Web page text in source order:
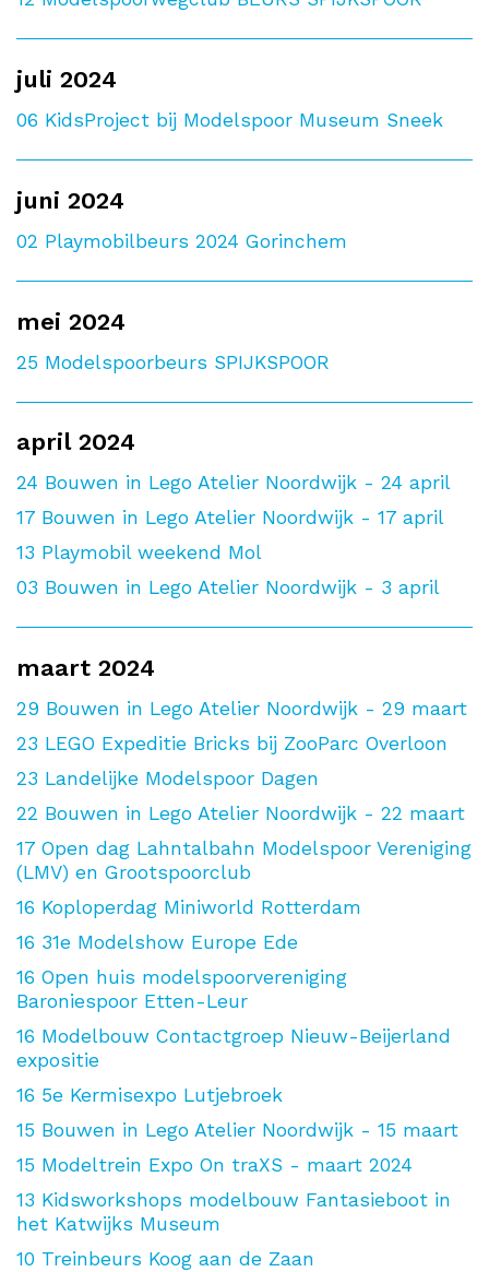
juli 2024
06 KidsProject bij Modelspoor Museum Sneek
juni 2024
02 Playmobilbeurs 2024 Gorinchem
mei 2024
25 Modelspoorbeurs SPIJKSPOOR
april 2024
24 Bouwen in Lego Atelier Noordwijk - 24 april
17 Bouwen in Lego Atelier Noordwijk - 17 april
13 Playmobil weekend Mol
03 Bouwen in Lego Atelier Noordwijk - 3 april
maart 2024
29 Bouwen in Lego Atelier Noordwijk - 29 maart
23 LEGO Expeditie Bricks bij ZooParc Overloon
23 Landelijke Modelspoor Dagen
22 Bouwen in Lego Atelier Noordwijk - 22 maart
17 Open dag Lahntalbahn Modelspoor Vereniging
(LMV) en Grootspoorclub
16 Koploperdag Miniworld Rotterdam
16 31e Modelshow Europe Ede
16 Open huis modelspoorvereniging
Baroniespoor Etten-Leur
16 Modelbouw Contactgroep Nieuw-Beijerland
expositie
16 5e Kermisexpo Lutjebroek
15 Bouwen in Lego Atelier Noordwijk - 15 maart
15 Modeltrein Expo On traXS - maart 2024
13 Kidsworkshops modelbouw Fantasieboot in
het Katwijks Museum
10 Treinbeurs Koog aan de Zaan